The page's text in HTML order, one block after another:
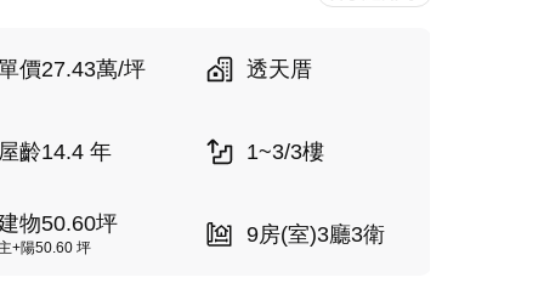
價27.43萬/坪 透天厝
齡14.4 年 1~3/3樓
物50.60坪
+陽50.60 坪
9房(室)3廳3衛